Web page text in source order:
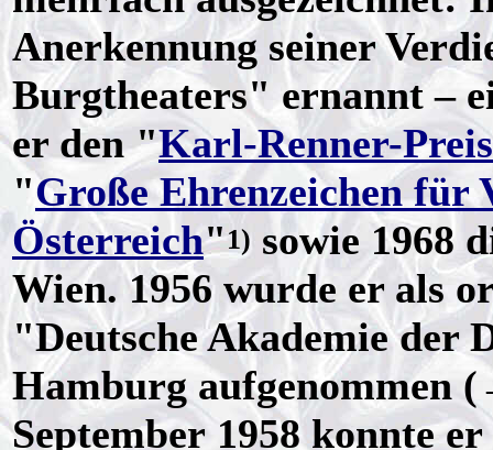
Anerkennung seiner
Burgtheaters" ernannt –
er den "Karl-Renner-Preis
"Große Ehrenzeichen für
Österreich"1) sowie 1968
Wien. 1956 wurde er als
"Deutsche Akademie der
Hamburg aufgenommen
September 1958 konnte